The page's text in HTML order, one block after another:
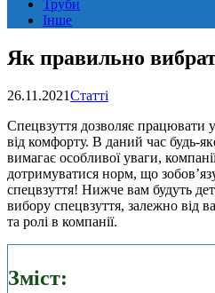
Труби
Інше
Як правильно
26.11.2021Статті
Спецвзуття дозволяє працювати
від комфорту. В даний час будь-
вимагає особливої ​​уваги,
дотримуватися норм, що
спецвзуття! Нижче вам будуть
вибору спецвзуття, залежно від
та ролі в компанії.
Зміст: